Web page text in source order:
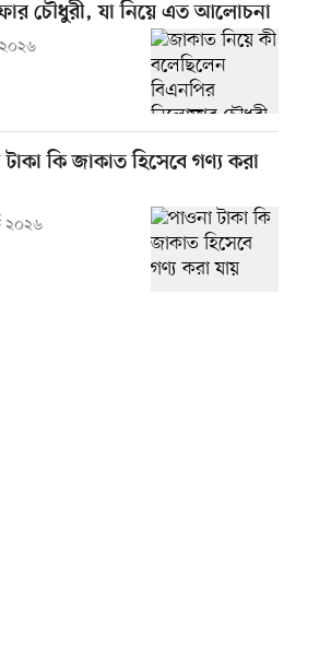
চৌধুরী, যা নিয়ে এত আলোচনা
টাকা কি জাকাত হিসেবে গণ্য করা
২০২৬